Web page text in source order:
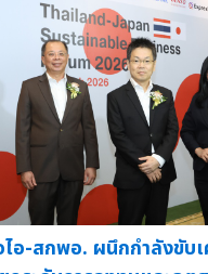
ไอ-สกพอ. ผนึกกำลังขับ